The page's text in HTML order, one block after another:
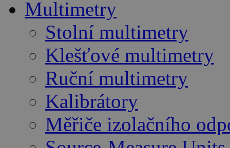
Multimetry
Stolní multimetry
Klešťové multimetry
Ruční multimetry
Kalibrátory
Měřiče izolačního